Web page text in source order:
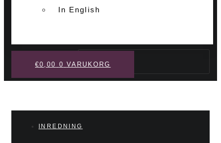
In English
Sök
€0,00 0 VARUKORG
INREDNING